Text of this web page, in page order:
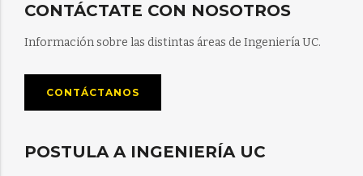
CONTÁCTATE CON NOSOTROS
Información sobre las distintas áreas de Ingeniería UC.
CONTÁCTANOS
POSTULA A INGENIERÍA UC